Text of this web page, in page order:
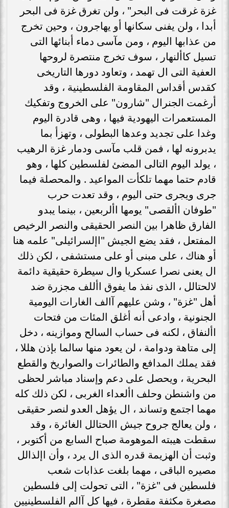
غزة غرقت فى البحر" ، ولن تغرق غزة فى البحر
أبدا ، ولن يفنى سكانها أو يهاجرون ، وحين تخرج
من عذابها اليوم ، ومن مآسى دماء أبنائها التى
تسيل كاألنهار ، سوف تخرج منتصرة لروحها
العفية التى ال تهمد ، وتعاود دورها التاريخى
كقدس أقداس المقاومة الفلسطينية ، وقد
أرغمت الجنرال "شارون" على الخروج وتفكيك
المستعمرات اليهودية فيها ، وهى قادرة اليوم
وغدا على تجديد وعدها البطولى ، وتهزأ بما
يدبرونه لها ، فمن قلب مآسى ودمار غزة الرهيب
، يولد اليوم التالى المضئ لفلسطين كلها ، وهو
قادم حتما مهما تلكأت المواعيد . والمحصلة فيما
جرى ويجرى حتى اليوم ، وقد تعدت حرب
"طوفان األقصى" يومها األربعين ، بينما يبدو
الفارق ظاهرا بين النصر الحقيقى والنصر الرخيص
المفتعل ، فقد يضع الجيش "اإلسرائيلى" علمه هنا
أو هناك ، على مبنى أو على مستشفى ، لكن ذلك
ال يعنى نصرا عسكريا وال سيطرة حقيقية دائمة
لالحتالل ، الذى نفذ ما يفوق األلف مجزرة ضد
أهل "غزة" ، وشن عليهم آالف الغارات اليومية
الجنونية ، وادعى أنه أغلق المئات من فتحات
األنفاق ، لكنه فى حساب السالح وموازينه ، دخل
إلى متاهة ودوامة ، لن يعود منها سالما بإذن هللا ،
فقد يملك المدافع والطائرات والصواريخ والقطع
البحرية ، ويحصل على دعم وإسناد مباشر لحظى
من واشنطن وحلف األعداء الغربى ، لكن ذلك كله
مهما اجتمع وتساند ، ال يؤهل العدو لنصر حقيقى
، ولن يعالج جروح جيش االحتالل الغائرة ، وقد
سقطت هيبته الموهومة صباح السابع من أكتوبر ،
وثبت أن الهزيمة قدره الذى ال يرد ، وأن اإلذالل
مصيره الباقى ، مهما بلغت عذابات شعب
فلسطين فى "غزة" ، التى تحولت إلى فلسطين
مصغرة مكثفة مقطرة ، فيها كل آالم الفلسطينيين